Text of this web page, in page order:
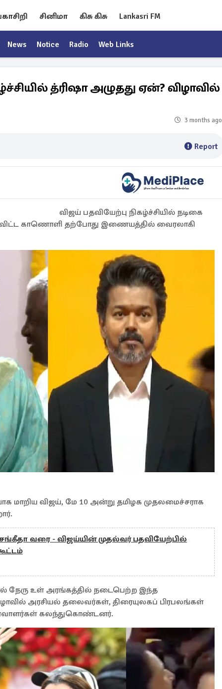
சினிமா கிசு கிசு Lankasri FM
News Notice Radio Web Links
த்ரிஷா அழுதது ஏன்? விழாவில்
3 months ago
Report
விஜய் பதவியேற்பு நிகழ்ச்சியில் நடிகை
காணொளி தற்போது இணையத்தில் வைரலாகி
மாறிய விஜய், மே 10 அன்று தமிழக முதலமைச்சராக
வரை - விஜய்யின் முதல்வர் பதவியேற்பில்
உள் அரங்கத்தில் நடைபெற்ற இந்த
அரசியல் தலைவர்கள், திரையுலகப் பிரபலங்கள்
கலந்துகொண்டனர்.